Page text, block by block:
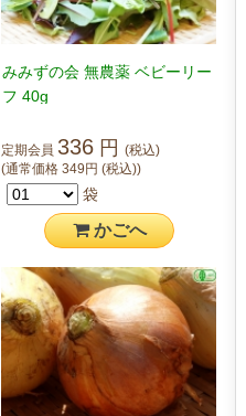
みみずの会 無農薬 ベビーリー
フ 40g
定期会員 336 円 (税込)
(通常価格 349 円 (税込))
袋
かごへ